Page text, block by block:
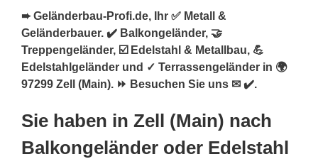
➨ Geländerbau-Profi.de, Ihr ✅ Metall &
Geländerbauer. ✔️ Balkongeländer, 🤝
Treppengeländer, ☑️ Edelstahl & Metallbau, 💪
Edelstahlgeländer und ✓ Terrassengeländer in 🌍
97299 Zell (Main). ⏩ Besuchen Sie uns ✉ ✔️.
Sie haben in Zell (Main) nach
Balkongeländer oder Edelstahl